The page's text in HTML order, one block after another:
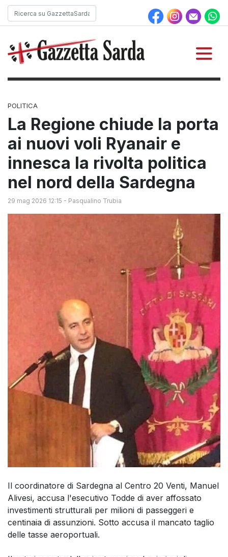
POLITICA
La Regione chiude la porta
ai nuovi voli Ryanair e
innesca la rivolta politica
nel nord della Sardegna
29 mag 2026 12:15 - Pasqualino Trubia
Il coordinatore di Sardegna al Centro 20 Venti, Manuel
Alivesi, accusa l'esecutivo Todde di aver affossato
investimenti strutturali per milioni di passeggeri e
centinaia di assunzioni. Sotto accusa il mancato taglio
delle tasse aeroportuali.